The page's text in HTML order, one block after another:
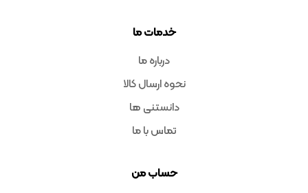
خدمات ما
درباره ما
نحوه ارسال کالا
دانستنی ها
تماس با ما
حساب من